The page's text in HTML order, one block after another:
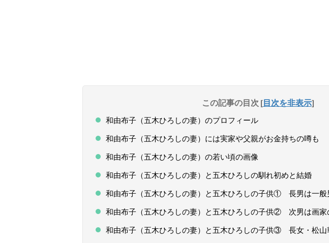
この記事の目次 [目次を非表示]
和由布子（五木ひろしの妻）のプロフィール
和由布子（五木ひろしの妻）には実家や父親がお金持ちの噂も
和由布子（五木ひろしの妻）の若い頃の画像
和由布子（五木ひろしの妻）と五木ひろしの馴れ初めと結婚
和由布子（五木ひろしの妻）と五木ひろしの子供① 長男は一般
和由布子（五木ひろしの妻）と五木ひろしの子供② 次男は画家
和由布子（五木ひろしの妻）と五木ひろしの子供③ 長女・松山